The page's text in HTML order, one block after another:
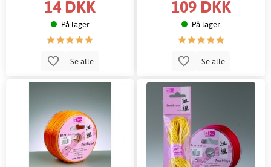
14 DKK
På lager
Se alle
109 DKK
På lager
Se alle